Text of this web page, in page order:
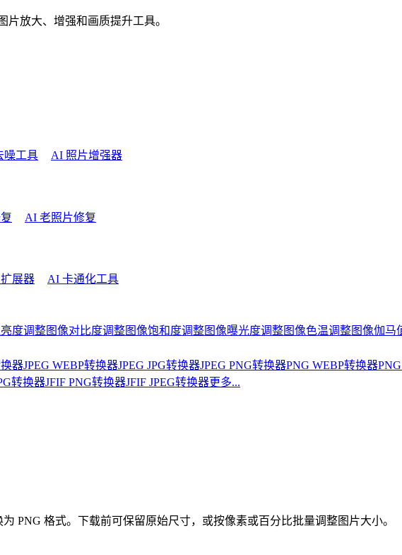
片放大、增强和画质提升工具。
噪工具 AI 照片增强器
AI 老照片修复
展器
AI 卡通化工具
度调整图像对比度调整图像饱和度调整图像曝光度调整图像色温调整图像伽马
换器JPEG WEBP转换器JPEG JPG转换器JPEG PNG转换器PNG WEBP转换器
转换器JFIF PNG转换器JFIF JPEG转换器更多...
PNG 格式。下载前可保留原始尺寸，或按像素或百分比批量调整图片大小。